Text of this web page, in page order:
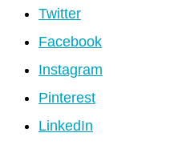
Twitter
Facebook
Instagram
Pinterest
LinkedIn